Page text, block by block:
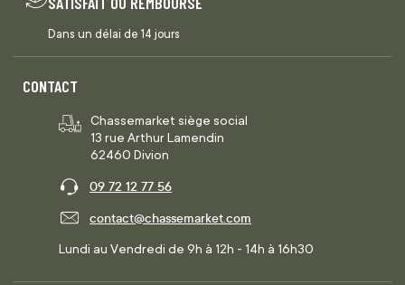
Dans un délai de 14 jours
CONTACT
Chassemarket siège social
13 rue Arthur Lamendin
62460 Divion
09 72 12 77 56
contact@chassemarket.com
Lundi au Vendredi de 9h à 12h - 14h à 16h30